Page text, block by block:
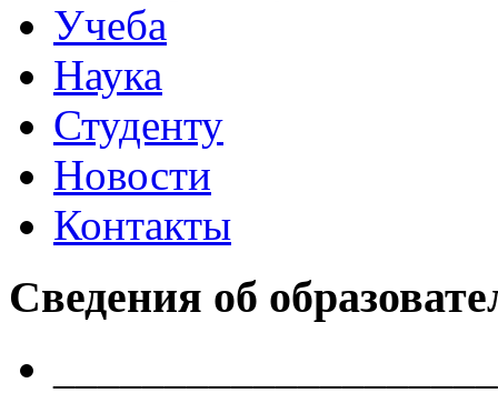
Учеба
Наука
Студенту
Новости
Контакты
Сведения об